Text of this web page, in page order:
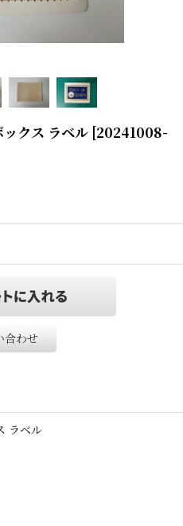
クス ラベル [20241008-
合わせ
ラベル